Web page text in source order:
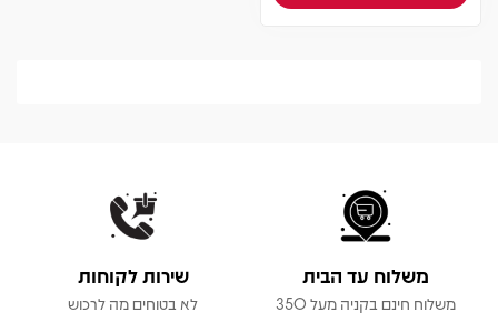
משלוח עד הבית
משלוח חינם בקניה מעל 350
שירות לקוחות
לא בטוחים מה לרכוש